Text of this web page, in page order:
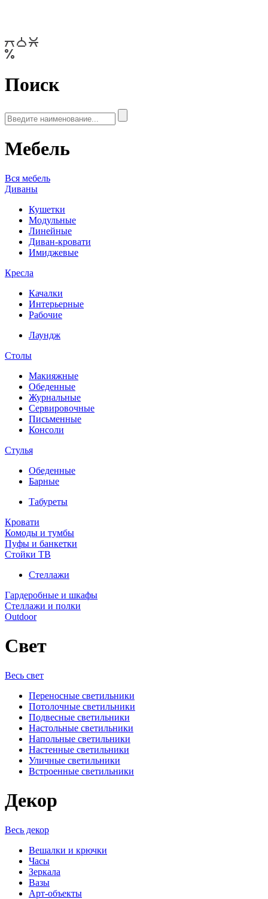
Поиск
Мебель
Вся мебель
Диваны
Кушетки
Модульные
Линейные
Диван-кровати
Имиджевые
Кресла
Качалки
Интерьерные
Рабочие
Лаундж
Столы
Макияжные
Обеденные
Журнальные
Сервировочные
Письменные
Консоли
Стулья
Обеденные
Барные
Табуреты
Кровати
Комоды и тумбы
Пуфы и банкетки
Стойки ТВ
Стеллажи
Гардеробные и шкафы
Стеллажи и полки
Outdoor
Свет
Весь свет
Переносные светильники
Потолочные светильники
Подвесные светильники
Настольные светильники
Напольные светильники
Настенные светильники
Уличные светильники
Встроенные светильники
Декор
Весь декор
Вешалки и крючки
Часы
Зеркала
Вазы
Арт-объекты